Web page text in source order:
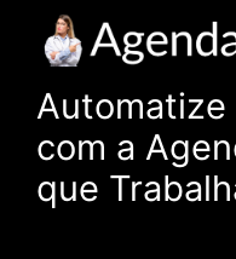
Automatize
com a
que